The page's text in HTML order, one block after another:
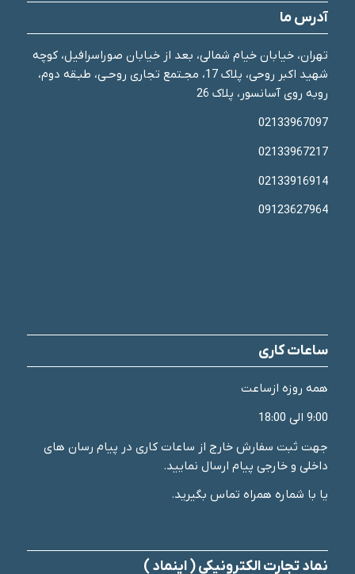
آدرس ما
تهران، خیابان خیام شمالی، بعد از خیابان صوراسرافیل، کوچه
شهید اکبر روحی، پلاک 17، مجـتمع تجاری روحـی، طبـقه دوم،
روبه روی آسانسور، پلاک 26
02133967097
02133967217
02133916914
09123627964
ساعات کاری
همه روزه ازساعت
9:00 الی 18:00
جهت ثبت سفارش خارج از ساعات کاری در پیام رسان های
داخلی و خارجی پیام ارسال نمایید.
یا با شماره همراه تماس بگیرید.
نماد تجارت الکترونیکی ( اینماد )